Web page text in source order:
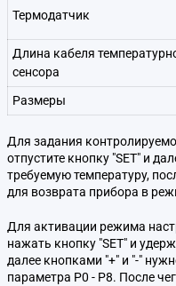
Термодатчик
Длина кабеля
сенсора
Размеры
Для задания
отпустите кнопку "SET" и
требуемую температуру,
для возврата прибора в
Для активации режима
нажать кнопку "SET" и
далее кнопками "+" и "-"
параметра Р0 - Р8. После